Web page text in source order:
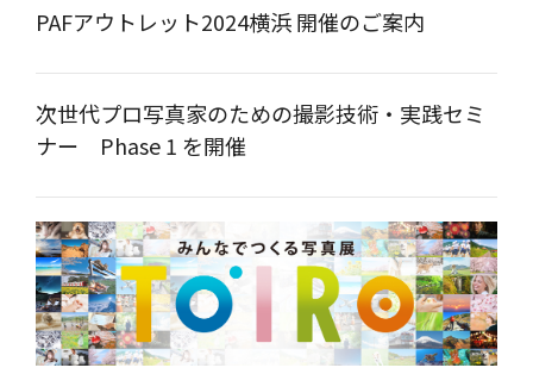
PAFアウトレット2024横浜 開催のご案内
次世代プロ写真家のための撮影技術・実践セミ
ナー Phase 1 を開催